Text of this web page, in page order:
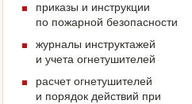
приказы и инструкции
по пожарной безопасности
журналы инструктажей
и учета огнетушителей
расчет огнетушителей
и порядок действий при